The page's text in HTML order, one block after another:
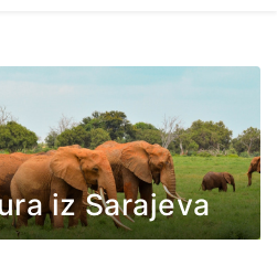
iz Sarajeva